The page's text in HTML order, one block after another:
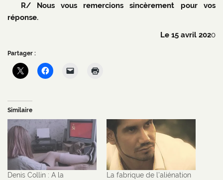
R/ Nous vous remercions sincèrement pour vos
réponse.
Le 15 avril 2020
Partager :
Similaire
Denis Collin : A la
La fabrique de l’aliénation